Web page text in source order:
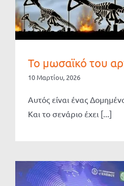
Το μωσαϊκό του
10 Μαρτίου, 2026
Αυτός είναι ένας
Και το σενάριο έχει [...]